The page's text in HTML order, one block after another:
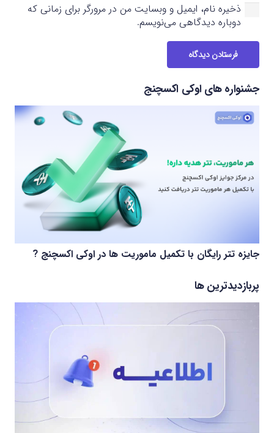
ذخیره نام، ایمیل و وبسایت من در مرورگر برای زمانی که
دوباره دیدگاهی می‌نویسم.
فرستادن دیدگاه
جشنواره های اوکی اکسچنج
جایزه تتر رایگان با تکمیل ماموریت ها در اوکی اکسچنج ?
پربازدیدترین ها